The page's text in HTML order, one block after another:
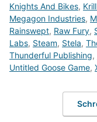
Knights And Bikes,
Megagon Industries,
Rainswept, Raw Fury,
Labs, Steam, Stela,
Thunderful Publishing,
Untitled Goose Game,